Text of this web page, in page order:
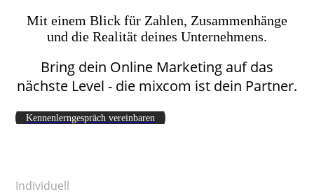
Mit einem Blick für Zahlen, Zusammenhänge
und die Realität deines Unternehmens.
Bring dein Online Marketing auf das
nächste Level - die mixcom ist dein Partner.
Kennenlerngespräch vereinbaren
Individuell